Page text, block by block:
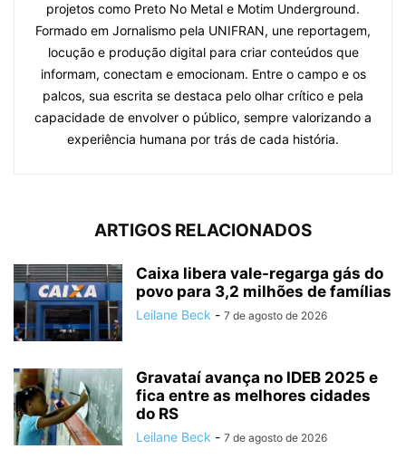
projetos como Preto No Metal e Motim Underground.
Formado em Jornalismo pela UNIFRAN, une reportagem,
locução e produção digital para criar conteúdos que
informam, conectam e emocionam. Entre o campo e os
palcos, sua escrita se destaca pelo olhar crítico e pela
capacidade de envolver o público, sempre valorizando a
experiência humana por trás de cada história.
ARTIGOS RELACIONADOS
Caixa libera vale-regarga gás do
povo para 3,2 milhões de famílias
Leilane Beck - 7 de agosto de 2026
Gravataí avança no IDEB 2025 e
fica entre as melhores cidades
do RS
Leilane Beck - 7 de agosto de 2026